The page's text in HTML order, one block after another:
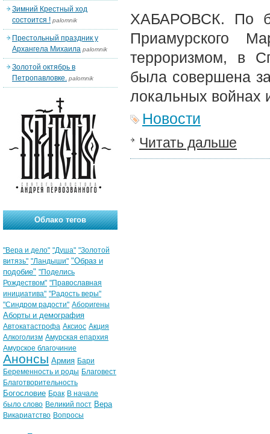
ХАБАРОВСК. По
Приамурского
терроризмом, в
была совершена
локальных войнах
Новости
Читать дальше
Зимний Крестный ход
состоится ! palomnik
Престольный праздник у
Архангела Михаила palomnik
Золотой октябрь в
Петропавловке. palomnik
Облако тегов
"Вера и дело" "Душа" "Золотой
витязь" "Ландыши" "Образ и
подобие" "Поделись
Рождеством" "Православная
инициатива" "Радость веры"
"Синдром радости" Аборигены
Аборты и демография
Автокатастрофа Аксиос Акция
Алкоголизм Амурская епархия
Амурское благочиние
Анонсы Армия Бари
Беременность и роды Благовест
Благотворительность
Богословие Брак В начале
было слово Великий пост Вера
Викариатство Вопросы